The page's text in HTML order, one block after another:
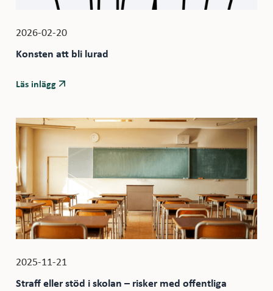
2026-02-20
Konsten att bli lurad
Läs inlägg
2025-11-21
Straff eller stöd i skolan – risker med offentliga